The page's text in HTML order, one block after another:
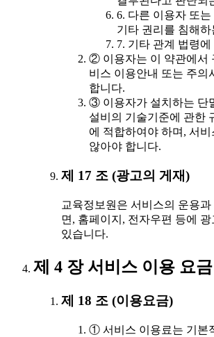
6. 다른 이용자 또
기타 권리를 침해하
7. 기타 관계 법령에
② 이용자는 이 약관에서
비스 이용안내 또는 주의
합니다.
③ 이용자가 설치하는 단
설비의 기술기준에 관한
에 적합하여야 하며, 서비
않아야 합니다.
제 17 조 (광고의 게재)
교육정보원은 서비스의 운용
면, 홈페이지, 전자우편 등에
있습니다.
제 4 장 서비스 이용 요금
제 18 조 (이용요금)
① 서비스 이용료는 기본